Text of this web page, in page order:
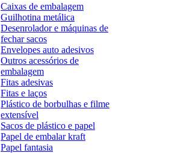
Caixas de embalagem
Guilhotina metálica
Desenrolador e máquinas de
fechar sacos
Envelopes auto adesivos
Outros acessórios de
embalagem
Fitas adesivas
Fitas e laços
Plástico de borbulhas e filme
extensível
Sacos de plástico e papel
Papel de embalar kraft
Papel fantasia